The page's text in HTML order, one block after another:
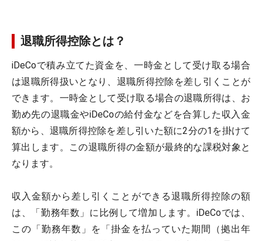
退職所得控除とは？
iDeCoで積み立てた資金を、一時金として受け取る場合
は退職所得扱いとなり、退職所得控除を差し引くことが
できます。一時金として受け取る場合の退職所得は、お
勤め先の退職金やiDeCoの給付金などを合算した収入金
額から、退職所得控除を差し引いた額に2分の1を掛けて
算出します。この退職所得の金額が最終的な課税対象と
なります。
収入金額から差し引くことができる退職所得控除の額
は、「勤務年数」に比例して増加します。iDeCoでは、
この「勤務年数」を「掛金を払っていた期間（拠出年